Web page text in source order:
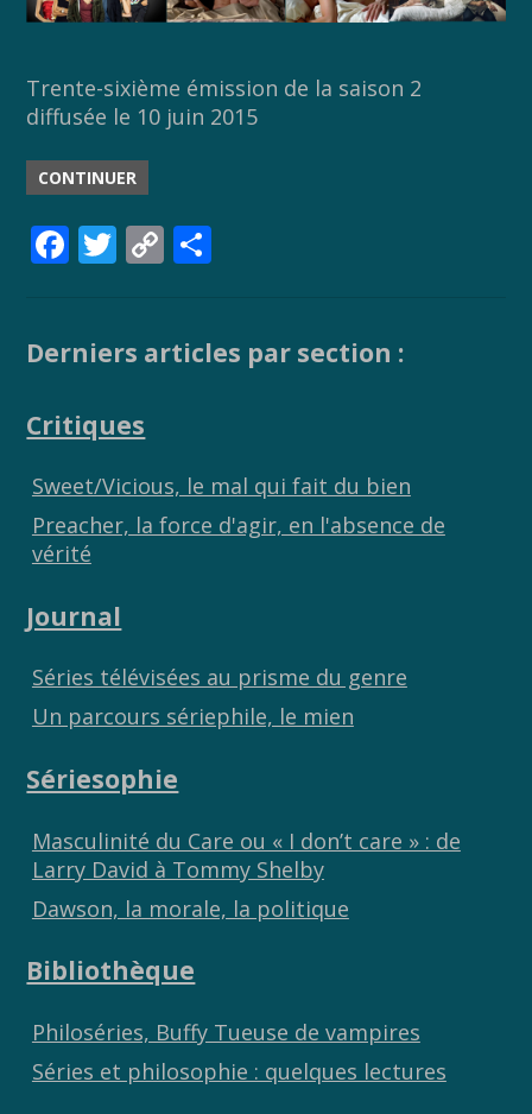
Trente-sixième émission de la saison 2
diffusée le 10 juin 2015
CONTINUER
F
b
o
k
T
er
C
y
k
g
Derniers articles par section :
Critiques
Sweet/Vicious, le mal qui fait du bien
Preacher, la force d'agir, en l'absence de
vérité
Journal
Séries télévisées au prisme du genre
Un parcours sériephile, le mien
Sériesophie
Masculinité du Care ou « I don’t care » : de
Larry David à Tommy Shelby
Dawson, la morale, la politique
Bibliothèque
Philoséries, Buffy Tueuse de vampires
Séries et philosophie : quelques lectures